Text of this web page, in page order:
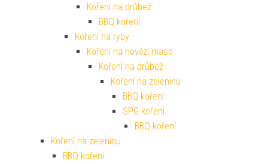
Koření na drůbež
BBQ koření
Koření na ryby
Koření na hovězí maso
Koření na drůbež
Koření na zeleninu
BBQ koření
SPG koření
BBQ koření
Koření na zeleninu
BBQ koření